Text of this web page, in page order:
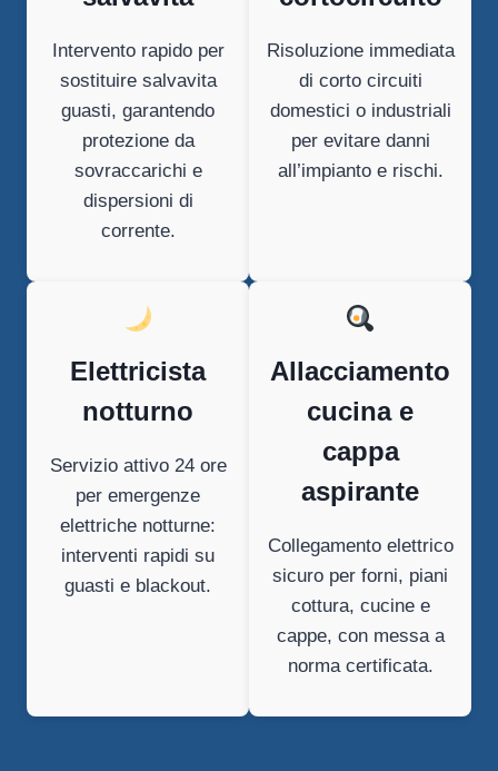
Intervento rapido per
sostituire salvavita
guasti, garantendo
protezione da
sovraccarichi e
dispersioni di
corrente.
Risoluzione immediata
di corto circuiti
domestici o industriali
per evitare danni
all’impianto e rischi.
Elettricista
notturno
Servizio attivo 24 ore
per emergenze
elettriche notturne:
interventi rapidi su
guasti e blackout.
Allacciamento
cucina e
cappa
aspirante
Collegamento elettrico
sicuro per forni, piani
cottura, cucine e
cappe, con messa a
norma certificata.